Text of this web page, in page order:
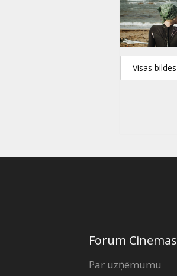
Visas bildes
Forum Cinemas
Par uzņēmumu